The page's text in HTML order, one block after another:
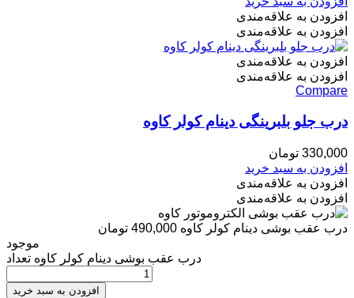
افزودن به علاقه‌مندی
افزودن به علاقه‌مندی
افزودن به علاقه‌مندی
افزودن به علاقه‌مندی
Compare
درب جلو بلبرینگی دینام کولر کاوه
330,000 تومان
افزودن به سبد خرید
افزودن به علاقه‌مندی
افزودن به علاقه‌مندی
درب عقب بوشی دینام کولر کاوه 490,000 تومان
موجود
درب عقب بوشی دینام کولر کاوه تعداد
افزودن به سبد خرید